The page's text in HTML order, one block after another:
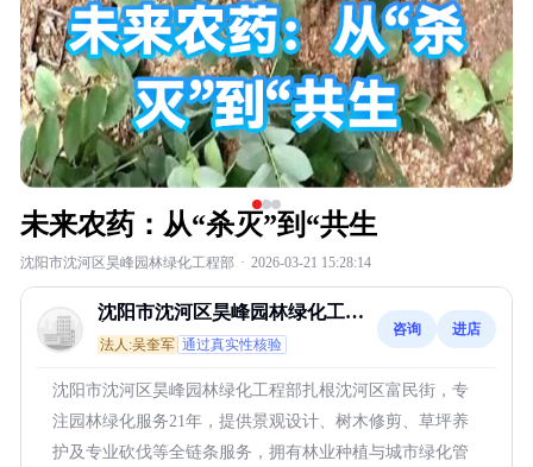
未来农药：从“杀灭”到“共生
沈阳市沈河区昊峰园林绿化工程部 · 2026-03-21 15:28:14
沈阳市沈河区昊峰园林绿化工程
部
法人:吴奎军 通过真实性核验
咨询 进店
沈阳市沈河区昊峰园林绿化工程部扎根沈河区富民街，专
注园林绿化服务21年，提供景观设计、树木修剪、草坪养
护及专业砍伐等全链条服务，拥有林业种植与城市绿化管